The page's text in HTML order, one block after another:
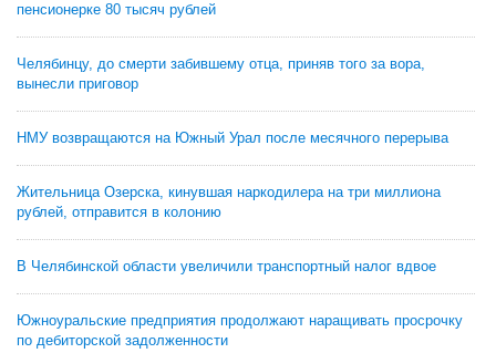
пенсионерке 80 тысяч рублей
Челябинцу, до смерти забившему отца, приняв того за вора,
вынесли приговор
НМУ возвращаются на Южный Урал после месячного перерыва
Жительница Озерска, кинувшая наркодилера на три миллиона
рублей, отправится в колонию
В Челябинской области увеличили транспортный налог вдвое
Южноуральские предприятия продолжают наращивать просрочку
по дебиторской задолженности